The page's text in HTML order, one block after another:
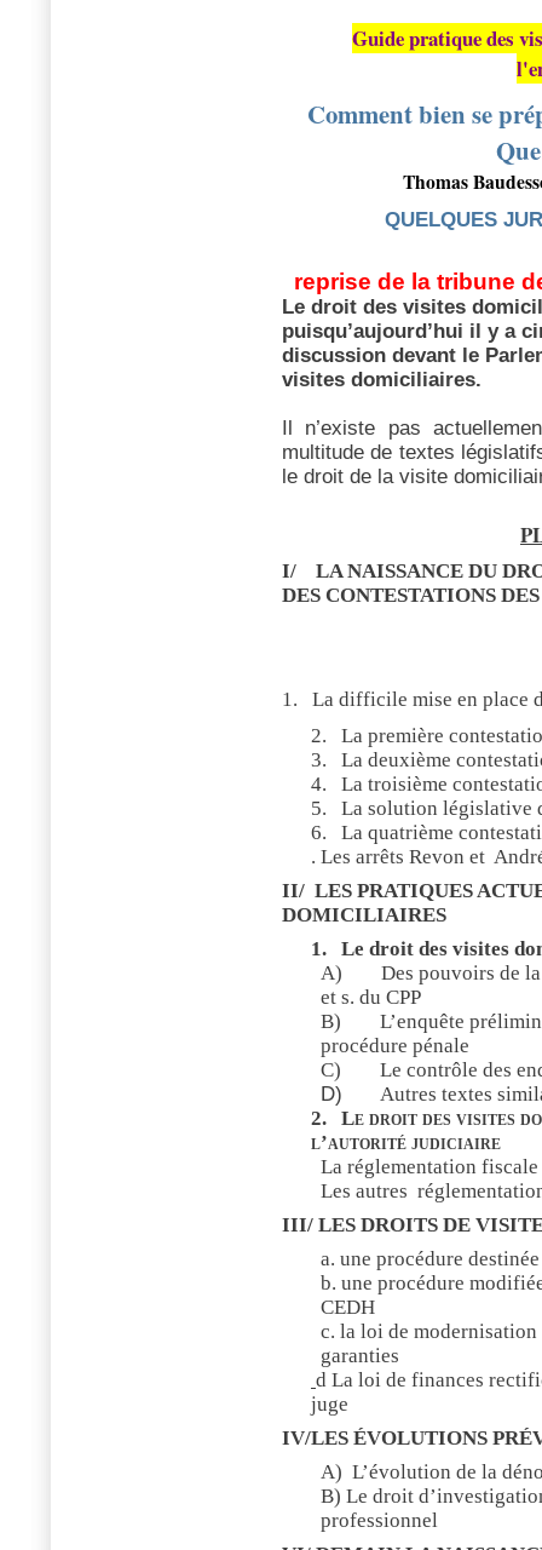
Guide pratique des
Comment bien se
Thomas
QUELQUES
reprise de la tribune
Le droit des visites
puisqu’aujourd’hui il y a
discussion devant le
visites domiciliaires.
Il n’existe pas
multitude de textes
le droit de la visite
I/
LA NAISSANCE DU
DES CONTESTATIONS
1.
La difficile mise en place
2.
La première
3.
La deuxième
4.
La troisième
5.
La solution législative
6.
La quatrième
. Les arrêts Revon et
II/ LES PRATIQUES
DOMICILIAIRES
1.
Le droit des visites
A)
Des pouvoirs de
et s. du CPP
B)
L’enquête
procédure pénale
C)
Le contrôle des
D)
Autres textes
2.
Le droit des visites
l’autorité judiciaire
La réglementation
Les autres
III/ LES DROITS DE
a. une procédure
b. une procédure
CEDH
c. la loi de
garanties
d La loi de finances
juge
IV/LES ÉVOLUTIONS
A) L’évolution de la
B) Le droit
professionnel